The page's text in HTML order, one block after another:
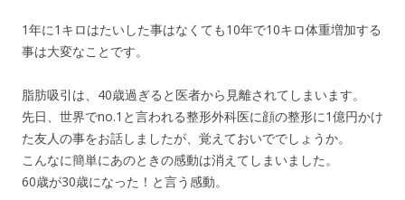
1年に1キロはたいした事はなくても10年で10キロ体重増加する
事は大変なことです。
脂肪吸引は、40歳過ぎると医者から見離されてしまいます。
先日、世界でno.1と言われる整形外科医に顔の整形に1億円かけ
た友人の事をお話しましたが、覚えておいででしょうか。
こんなに簡単にあのときの感動は消えてしまいました。
60歳が30歳になった！と言う感動。